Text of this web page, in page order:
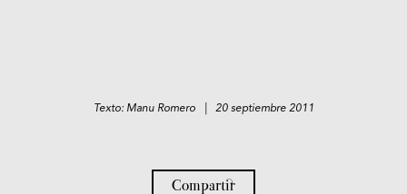
Texto: Manu Romero | 20 septiembre 2011
Compartir